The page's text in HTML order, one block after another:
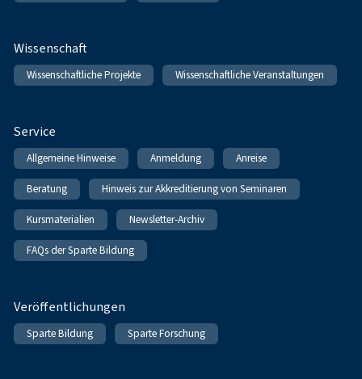
Wissenschaft
Wissenschaftliche Projekte Wissenschaftliche Veranstaltungen
Service
Allgemeine Hinweise Anmeldung Anreise
Beratung Hinweis zur Akkreditierung von Seminaren
Kursmaterialien Newsletter-Archiv
FAQs der Sparte Bildung
Veröffentlichungen
Sparte Bildung Sparte Forschung